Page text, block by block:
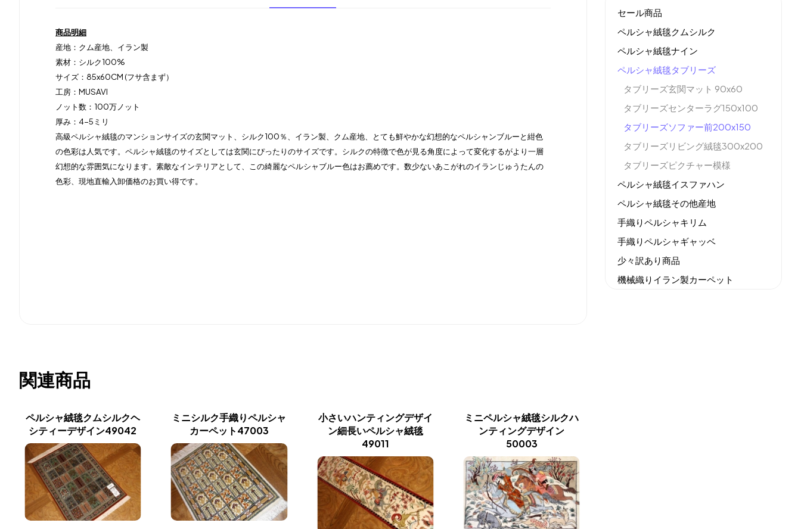
商品明細
産地：クム産地、イラン製
素材：シルク100%
サイズ：85x60CM (フサ含まず）
工房：MUSAVI
ノット数：100万ノット
厚み：4-5ミリ
高級ペルシャ絨毯のマンションサイズの玄関マット、シルク100％、イラン製、クム産地、とても鮮やかな幻想的なペルシャンブルーと紺色
の色彩は人気です。ペルシャ絨毯のサイズとしては玄関にぴったりのサイズです。シルクの特徴で色が見る角度によって変化するがより一層
幻想的な雰囲気になります。素敵なインテリアとして、この綺麗なペルシャブルー色はお薦めです。数少ないあこがれのイランじゅうたんの
色彩、現地直輸入卸価格のお買い得です。
関連商品
ペルシャ絨毯クムシルクヘ
シティーデザイン49042
ミニシルク手織りペルシャ
カーペット47003
小さいハンティングデザイ
ン細長いペルシャ絨毯
49011
ミニペルシャ絨毯シルクハ
ンティングデザイン
50003
セール商品
ペルシャ絨毯クムシルク
ペルシャ絨毯ナイン
ペルシャ絨毯タブリーズ
タブリーズ玄関マット 90x60
タブリーズセンターラグ150x100
タブリーズソファー前200x150
タブリーズリビング絨毯300x200
タブリーズピクチャー模様
ペルシャ絨毯イスファハン
ペルシャ絨毯その他産地
手織りペルシャキリム
手織りペルシャギャッベ
少々訳あり商品
機械織りイラン製カーペット